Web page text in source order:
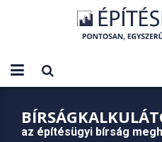
az építésügyi bírság